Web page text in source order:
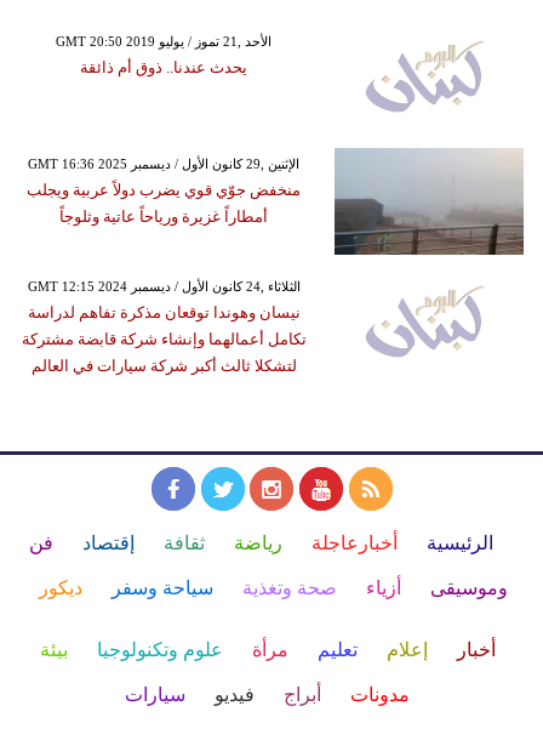
GMT 20:50 2019 الأحد ,21 تموز / يوليو
يحدث عندنا.. ذوق أم ذائقة
GMT 16:36 2025 الإثنين ,29 كانون الأول / ديسمبر
منخفض جوّي قوي يضرب دولاً عربية ويجلب
أمطاراً غزيرة ورياحاً عاتية وثلوجاً
GMT 12:15 2024 الثلاثاء ,24 كانون الأول / ديسمبر
نيسان وهوندا توقعان مذكرة تفاهم لدراسة
تكامل أعمالهما وإنشاء شركة قابضة مشتركة
لتشكلا ثالث أكبر شركة سيارات في العالم
الرئيسية أخبارعاجلة رياضة ثقافة إقتصاد فن
وموسيقى أزياء صحة وتغذية سياحة وسفر ديكور
أخبار إعلام تعليم مرأة علوم وتكنولوجيا بيئة
مدونات أبراج فيديو سيارات